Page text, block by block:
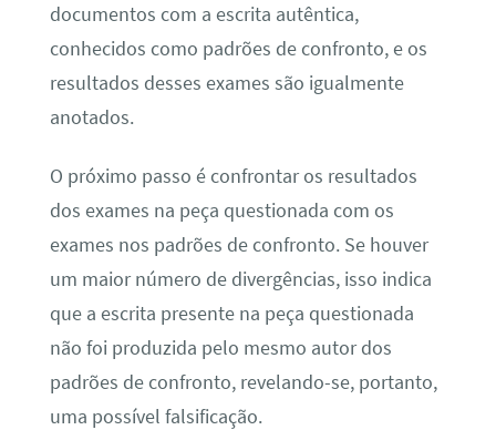
documentos com a escrita autêntica,
conhecidos como padrões de confronto, e os
resultados desses exames são igualmente
anotados.
O próximo passo é confrontar os resultados
dos exames na peça questionada com os
exames nos padrões de confronto. Se houver
um maior número de divergências, isso indica
que a escrita presente na peça questionada
não foi produzida pelo mesmo autor dos
padrões de confronto, revelando-se, portanto,
uma possível falsificação.